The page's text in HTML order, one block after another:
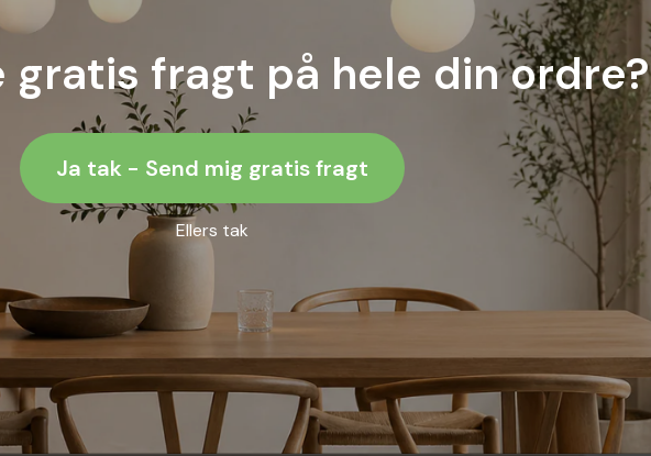
gratis fragt på hele din ordre?
Ja tak - Send mig gratis fragt
Ellers tak